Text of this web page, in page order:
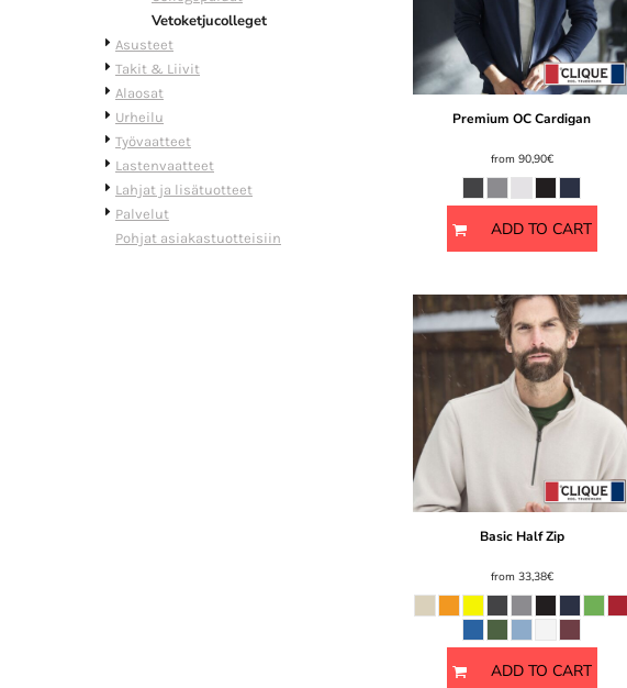
Vetoketjucolleget
Asusteet
Takit & Liivit
Alaosat
Urheilu
Työvaatteet
Lastenvaatteet
Lahjat ja lisätuotteet
Palvelut
Pohjat asiakastuotteisiin
Premium OC Cardigan
from 90,90€
ADD TO CART
Basic Half Zip
from 33,38€
ADD TO CART